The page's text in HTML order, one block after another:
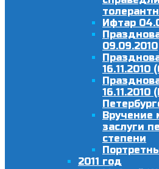
Ифтар
09.09.2010
16.11.2010
Вручение
заслуги
степени
2011 год